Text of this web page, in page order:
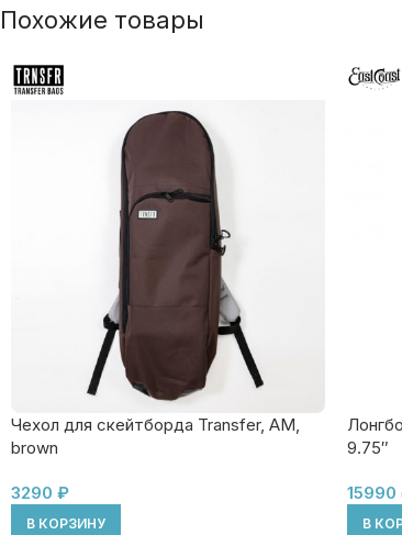
Похожие товары
Чехол для скейтборда Transfer, AM,
brown
3290 ₽
В КОРЗИНУ
9.75″
15990
В